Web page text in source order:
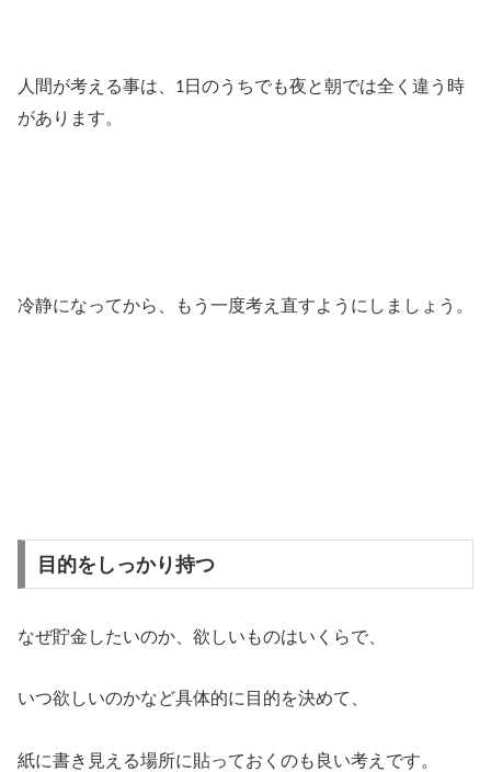
人間が考える事は、 1日のうちでも夜と朝では全く違う時
があります。
冷静になってから、もう一度考え直すようにしましょう。
目的をしっかり持つ
なぜ貯金したいのか、欲しいものはいくらで、
いつ欲しいのかなど具体的に目的を決めて、
紙に書き見える場所に貼っておくのも良い考えです。